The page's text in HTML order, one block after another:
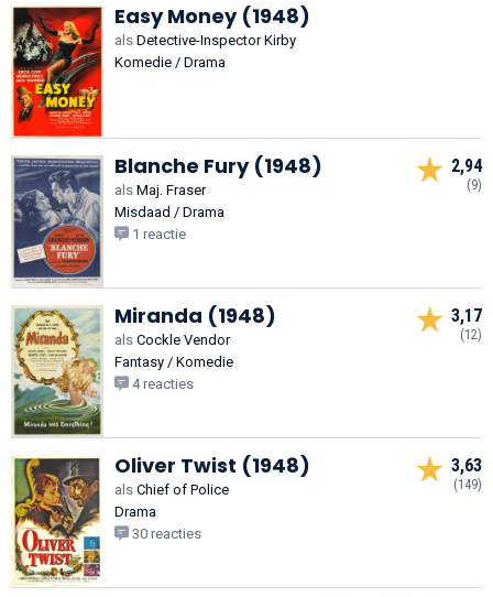
Easy Money (1948)
als Detective-Inspector Kirby
Komedie / Drama
Blanche Fury (1948)
als Maj. Fraser
Misdaad / Drama
1 reactie
2,94
(9)
Miranda (1948)
als Cockle Vendor
Fantasy / Komedie
4 reacties
3,17
(12)
Oliver Twist (1948)
als Chief of Police
Drama
30 reacties
3,63
(149)